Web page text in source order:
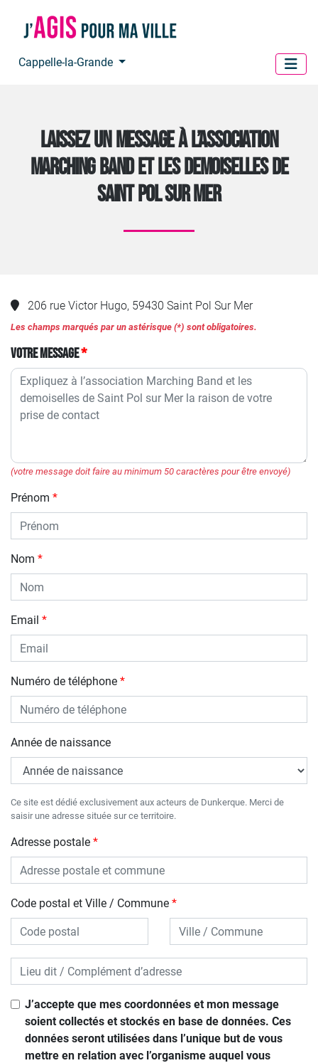
Cappelle-la-Grande
LAISSEZ UN MESSAGE À L’ASSOCIATION
MARCHING BAND ET LES DEMOISELLES DE
SAINT POL SUR MER
206 rue Victor Hugo, 59430 Saint Pol Sur Mer
Les champs marqués par un astérisque (*) sont obligatoires.
Votre message
(votre message doit faire au minimum 50 caractères pour être envoyé)
Prénom
Nom
Email
Numéro de téléphone
Année de naissance
Ce site est dédié exclusivement aux acteurs de Dunkerque. Merci de
saisir une adresse située sur ce territoire.
Adresse postale
Code postal et Ville / Commune
J’accepte que mes coordonnées et mon message
soient collectés et stockés en base de données. Ces
données seront utilisées dans l’unique but de vous
mettre en relation avec l’organisme auquel vous